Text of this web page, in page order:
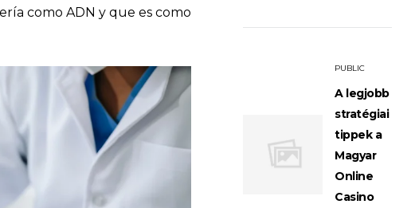
como ADN y que es como
PUBLIC
A legjobb
stratégiai
tippek a
Magyar
Online
Casino